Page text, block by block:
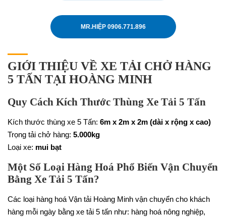
MR.HIỆP 0906.771.896
GIỚI THIỆU VỀ XE TẢI CHỞ HÀNG
5 TẤN TẠI HOÀNG MINH
Quy Cách Kích Thước Thùng Xe Tải 5 Tấn
Kích thước thùng xe 5 Tấn: 6m x 2m x 2m (dài x rộng x cao)
Trọng tải chở hàng: 5.000kg
Loại xe: mui bạt
Một Số Loại Hàng Hoá Phổ Biến Vận Chuyển
Bằng Xe Tải 5 Tấn?
Các loại hàng hoá Vận tải Hoàng Minh vận chuyển cho khách
hàng mỗi ngày bằng xe tải 5 tấn như: hàng hoá nông nghiệp,